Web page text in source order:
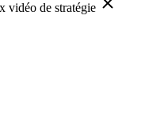
de stratégie